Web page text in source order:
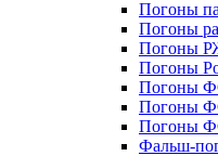
Погоны
Погоны
Погоны
Погоны
Погоны
Погоны
Погоны
Фальш-